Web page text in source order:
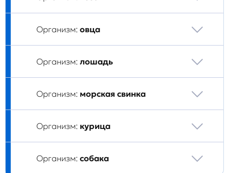
Организм: овца
Организм: лошадь
Организм: морская свинка
Организм: курица
Организм: собака